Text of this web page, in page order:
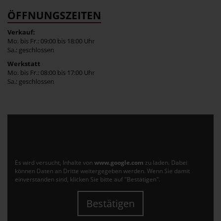
ÖFFNUNGSZEITEN
Verkauf:
Mo. bis Fr.: 09:00 bis 18:00 Uhr
Sa.: geschlossen
Werkstatt
Mo. bis Fr.: 08:00 bis 17:00 Uhr
Sa.: geschlossen
Es wird versucht, Inhalte von www.google.com zu laden. Dabei
können Daten an Dritte weitergegeben werden. Wenn Sie damit
einverstanden sind, klicken Sie bitte auf "Bestätigen".
Bestätigen